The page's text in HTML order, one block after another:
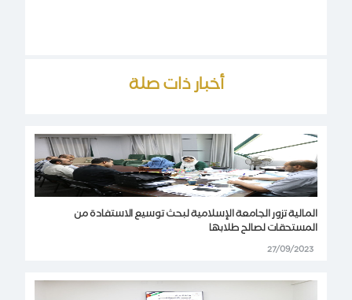
أخبار ذات صلة
المالية تزور الجامعة الإسلامية لبحث توسيع الاستفادة من
المستحقات لصالح طلابها
27/09/2023